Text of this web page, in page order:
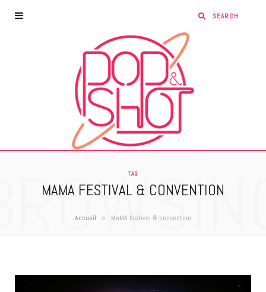
TAG
MAMA FESTIVAL & CONVENTION
Accueil » MaMA festival & convention